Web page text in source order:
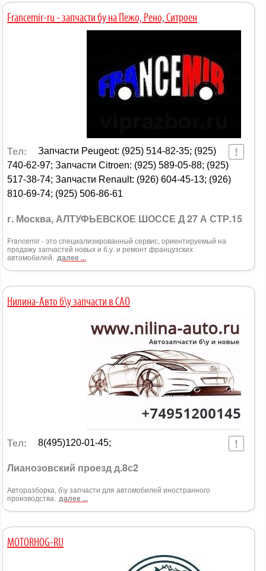
Francemir-ru - запчасти бу на Пежо, Рено, Ситроен
Тел:
Запчасти Peugeot: (925) 514-82-35; (925)
740-62-97; Запчасти Citroen: (925) 589-05-88; (925)
517-38-74; Запчасти Renault: (926) 604-45-13; (926)
810-69-74; (925) 506-86-61
г. Москва, АЛТУФЬЕВСКОЕ ШОССЕ Д 27 А СТР.15
Francemir - это специализированный сервис, ориентируемый на
продажу запчастей новых и б.у. и ремонт французских
автомобилей. далее ...
Нилина-Авто б\у запчасти в САО
Тел: 8(495)120-01-45;
Лианозовский проезд д.8с2
Авторазборка, б\у запчасти для автомобилей иностранного
производства. далее ...
MOTORHOG-RU